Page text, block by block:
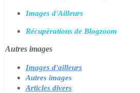
Images d'Ailleurs
Récupérations de Blogzoom
Autres images
Images d'ailleurs
Autres images
Articles divers